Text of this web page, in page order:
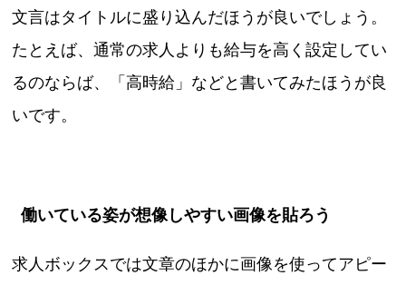
文言はタイトルに盛り込んだほうが良いでしょう。
たとえば、通常の求人よりも給与を高く設定してい
るのならば、「高時給」などと書いてみたほうが良
いです。
働いている姿が想像しやすい画像を貼ろう
求人ボックスでは文章のほかに画像を使ってアピー